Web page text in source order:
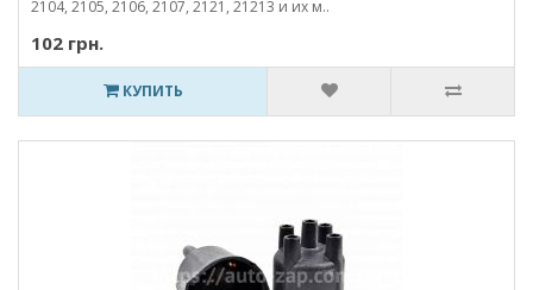
2104, 2105, 2106, 2107, 2121, 21213 и их м..
102 грн.
КУПИТЬ